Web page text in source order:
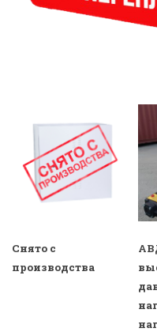
Снято с
производства